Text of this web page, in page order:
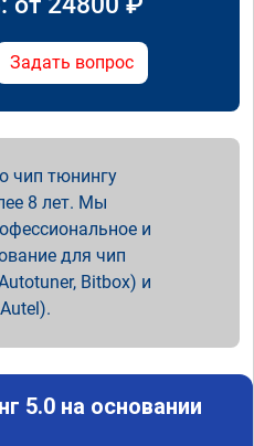
Задать вопрос
чип тюнингу
8 лет. Мы
и
для чип
Bitbox) и
5.0 на основании